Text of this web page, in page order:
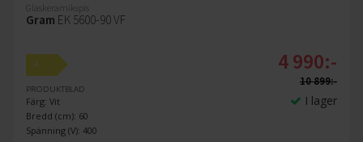
Glaskeramikspis
Gram EK 5600-90 VF
A
PRODUKTBLAD
Färg: Vit
Bredd (cm): 60
Spänning (V): 400
4 990:-
10 899:-
I lager